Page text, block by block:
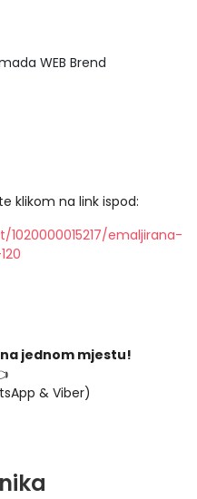
WEB Brend
klikom na link ispod:
emaljirana-
jednom mjestu!
& Viber)